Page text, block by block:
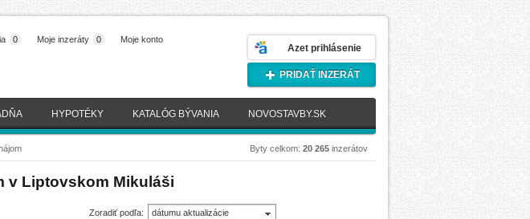
Azet prihlásenie
Moje konto
Moje inzeráty 0
0
PRIDAŤ INZERÁT
HYPOTÉKY KATALÓG BÝVANIA NOVOSTAVBY.SK
Byty celkom: 20 265 inzerátov
v Liptovskom Mikuláši
Zoradiť podľa:
dátumu aktualizácie